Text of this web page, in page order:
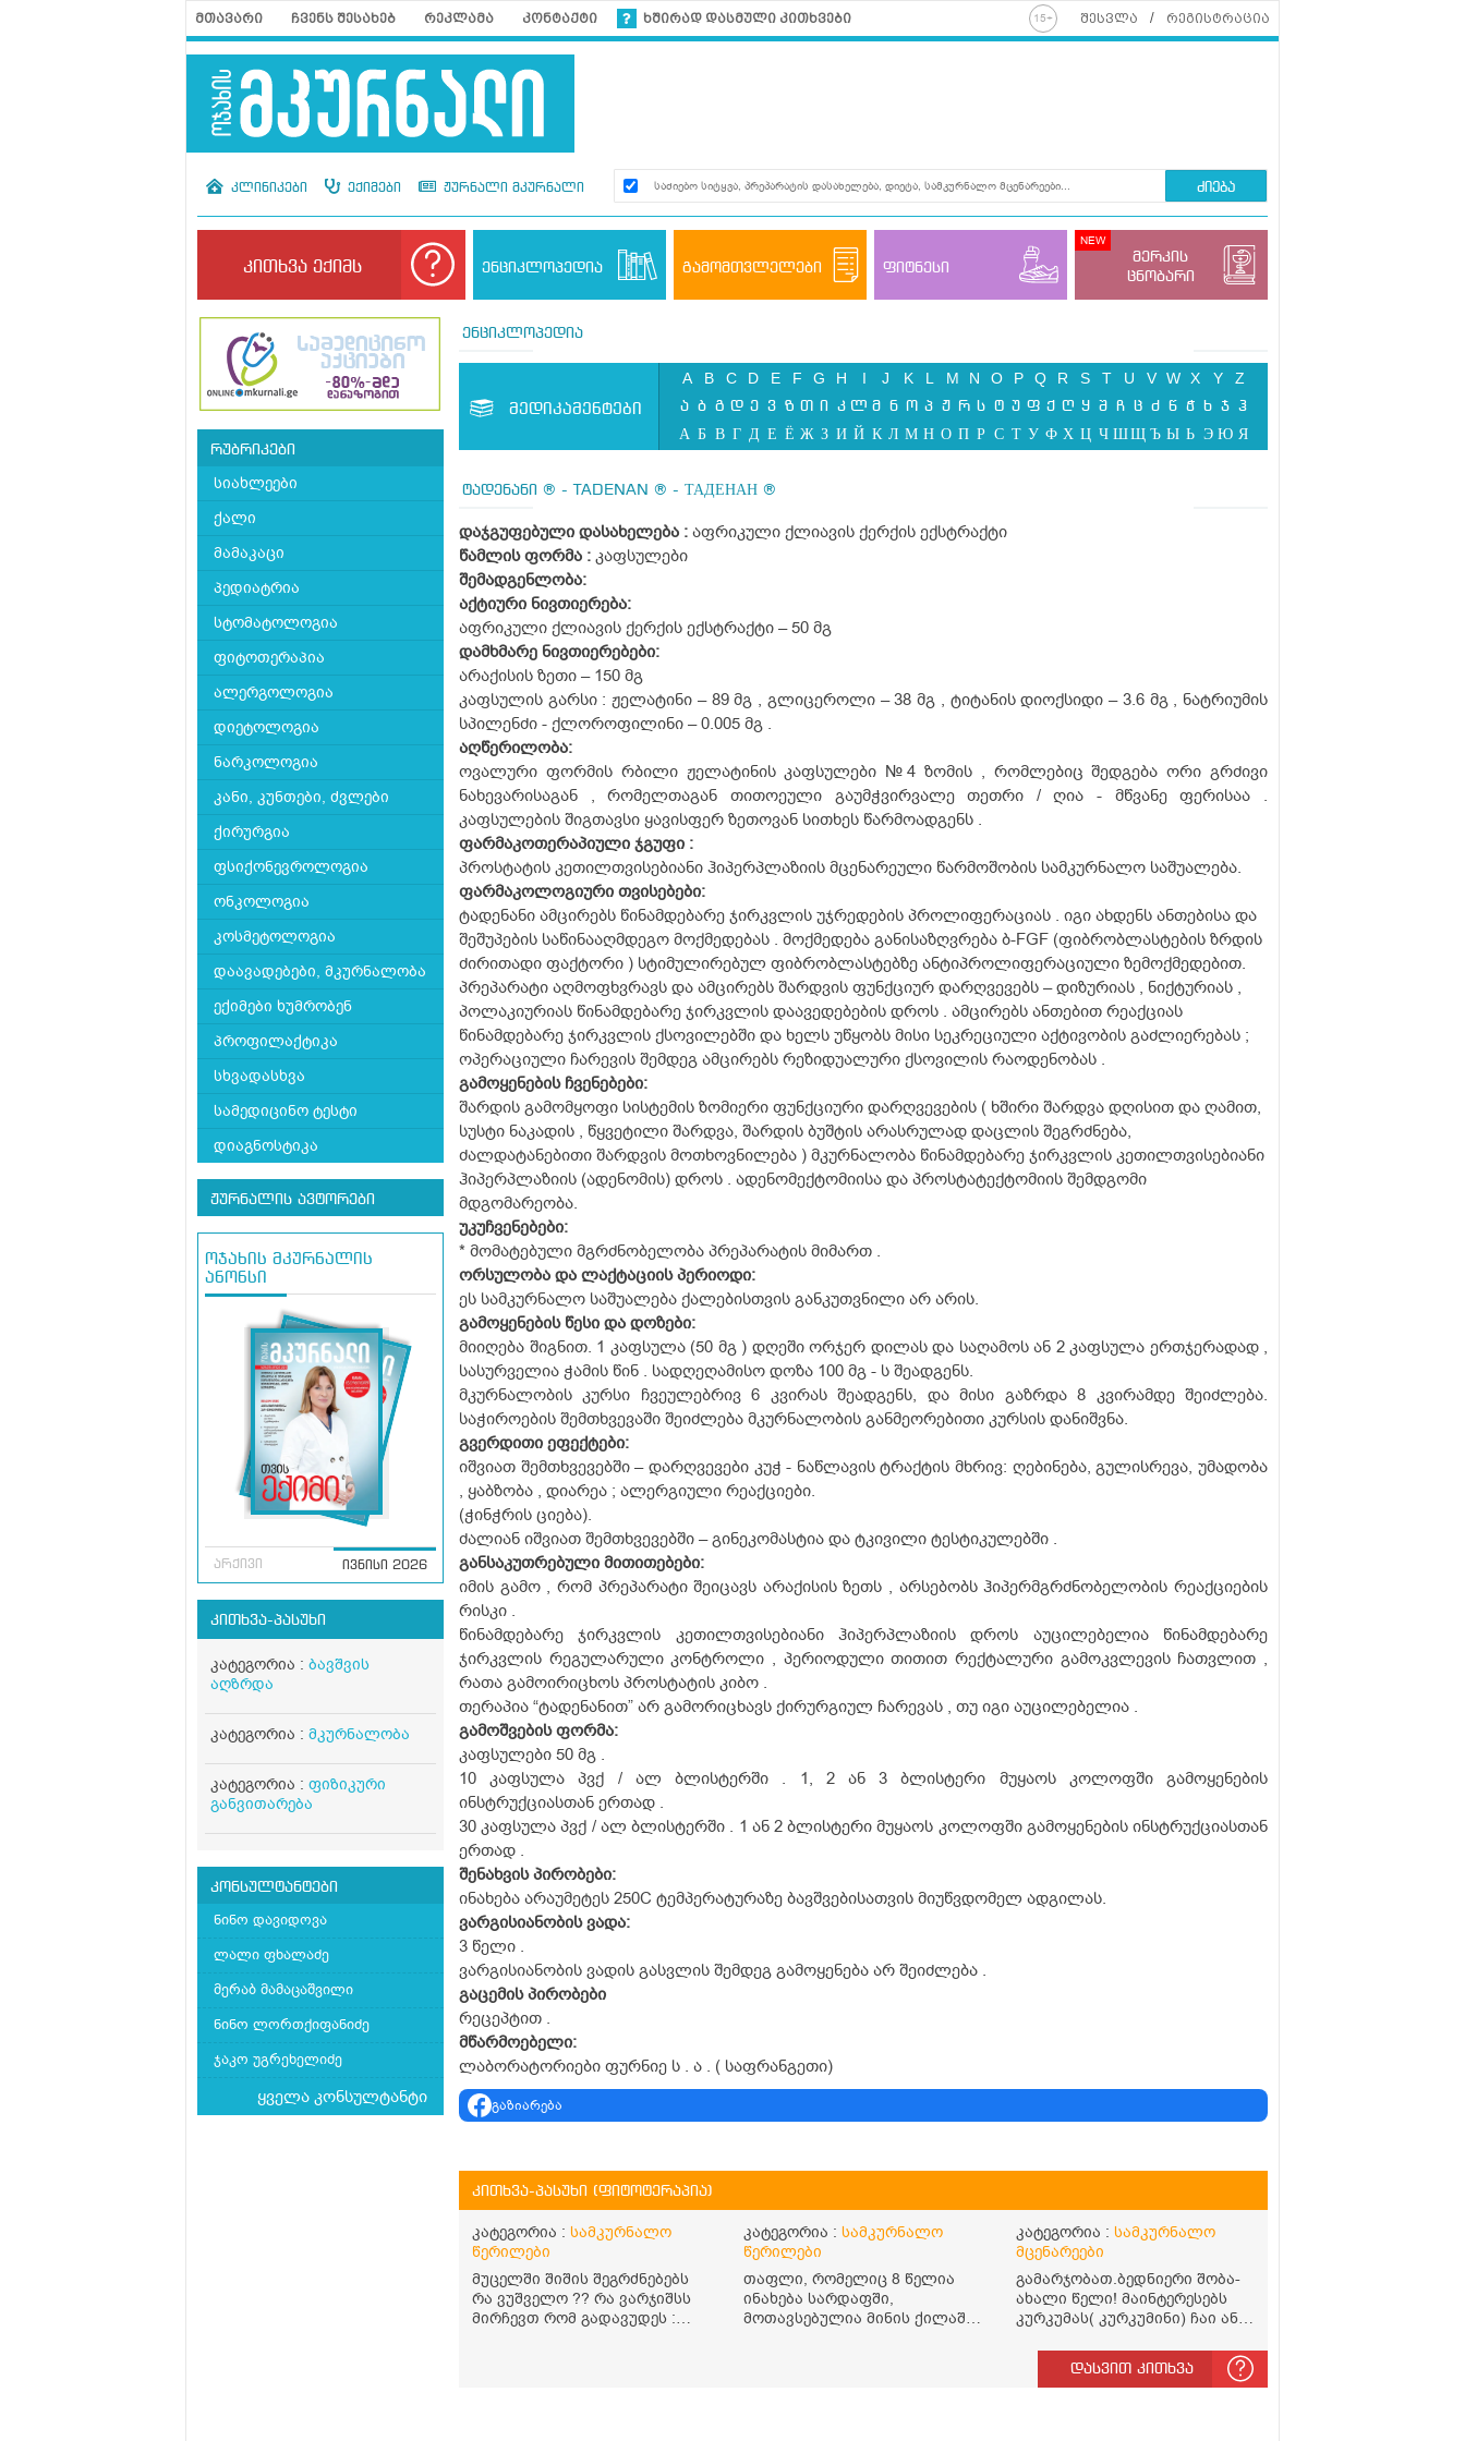
მთავარი ჩვენს შესახებ რეკლამა კონტაქტი ხშირად დასმული კითხვები შესვლა რეგისტრაცია
კლინიკები ექიმები ჟურნალი მკურნალი ძიება
კითხვა ექიმს ენციკლოპედია გამომთვლელები ფიტნესი
მერკის
ცნობარი
რუბრიკები
სიახლეები
ქალი
მამაკაცი
პედიატრია
სტომატოლოგია
ფიტოთერაპია
ალერგოლოგია
დიეტოლოგია
ნარკოლოგია
კანი, კუნთები, ძვლები
ქირურგია
ფსიქონევროლოგია
ონკოლოგია
კოსმეტოლოგია
დაავადებები, მკურნალობა
ექიმები ხუმრობენ
პროფილაქტიკა
სხვადასხვა
სამედიცინო ტესტი
დიაგნოსტიკა
ჟურნალის ავტორები
ოჯახის მკურნალის
ანონსი
არქივი ივნისი 2026
კითხვა-პასუხი
კატეგორია : ბავშვის
აღზრდა
კატეგორია : მკურნალობა
კატეგორია : ფიზიკური
განვითარება
კონსულტანტები
ნინო დავიდოვა
ლალი ფხალაძე
მერაბ მამაცაშვილი
ნინო ლორთქიფანიძე
ჯაკო უგრეხელიძე
ყველა კონსულტანტი
ენციკლოპედია
მედიკამენტები
A B C D E F G H I J K L M N O P Q R S T U V W X Y Z
ა ბ გ დ ე ვ ზ თ ი კ ლ მ ნ ო პ ჟ რ ს ტ უ ფ ქ ღ ყ შ ჩ ც ძ წ ჭ ხ ჯ ჰ
А Б В Г Д Е Ё Ж З И Й К Л М Н О П Р С Т У Ф Х Ц Ч ШЩ Ъ Ы Ь Э Ю Я
ტადენანი ® - TADENAN ® - ТАДЕНАН ®
დაჯგუფებული დასახელება : აფრიკული ქლიავის ქერქის ექსტრაქტი
წამლისფორმა : კაფსულები
შემადგენლობა:
აქტიური ნივთიერება:
აფრიკული ქლიავის ქერქის ექსტრაქტი – 50 მგ
დამხმარე ნივთიერებები:
არაქისის ზეთი – 150 მგ
კაფსულის გარსი : ჟელატინი – 89 მგ , გლიცეროლი – 38 მგ , ტიტანის დიოქსიდი – 3.6 მგ , ნატრიუმის
სპილენძი - ქლოროფილინი – 0.005 მგ .
აღწერილობა:
ოვალური ფორმის რბილი ჟელატინის კაფსულები №4 ზომის , რომლებიც შედგება ორი გრძივი
ნახევარისაგან , რომელთაგან თითოეული გაუმჭვირვალე თეთრი / ღია - მწვანე ფერისაა .
კაფსულების შიგთავსი ყავისფერ ზეთოვან სითხეს წარმოადგენს .
ფარმაკოთერაპიული ჯგუფი :
პროსტატის კეთილთვისებიანი ჰიპერპლაზიის მცენარეული წარმოშობის სამკურნალო საშუალება.
ფარმაკოლოგიური თვისებები:
ტადენანი ამცირებს წინამდებარე ჯირკვლის უჯრედების პროლიფერაციას . იგი ახდენს ანთებისა და
შეშუპების საწინააღმდეგო მოქმედებას . მოქმედება განისაზღვრება ბ-FGF (ფიბრობლასტების ზრდის
ძირითადი ფაქტორი ) სტიმულირებულ ფიბრობლასტებზე ანტიპროლიფერაციული ზემოქმედებით.
პრეპარატი აღმოფხვრავს და ამცირებს შარდვის ფუნქციურ დარღვევებს – დიზურიას , ნიქტურიას ,
პოლაკიურიას წინამდებარე ჯირკვლის დაავედებების დროს . ამცირებს ანთებით რეაქციას
წინამდებარე ჯირკვლის ქსოვილებში და ხელს უწყობს მისი სეკრეციული აქტივობის გაძლიერებას ;
ოპერაციული ჩარევის შემდეგ ამცირებს რეზიდუალური ქსოვილის რაოდენობას .
გამოყენების ჩვენებები:
შარდის გამომყოფი სისტემის ზომიერი ფუნქციური დარღვევების ( ხშირი შარდვა დღისით და ღამით,
სუსტი ნაკადის , წყვეტილი შარდვა, შარდის ბუშტის არასრულად დაცლის შეგრძნება,
ძალდატანებითი შარდვის მოთხოვნილება ) მკურნალობა წინამდებარე ჯირკვლის კეთილთვისებიანი
ჰიპერპლაზიის (ადენომის) დროს . ადენომექტომიისა და პროსტატექტომიის შემდგომი
მდგომარეობა.
უკუჩვენებები:
* მომატებული მგრძნობელობა პრეპარატის მიმართ .
ორსულობა და ლაქტაციისპერიოდი:
ეს სამკურნალო საშუალება ქალებისთვის განკუთვნილი არ არის.
გამოყენების წესი და დოზები:
მიიღება შიგნით. 1 კაფსულა (50 მგ ) დღეში ორჯერ დილას და საღამოს ან 2 კაფსულა ერთჯერადად ,
სასურველია ჭამის წინ . სადღეღამისო დოზა 100 მგ - ს შეადგენს.
მკურნალობის კურსი ჩვეულებრივ 6 კვირას შეადგენს, და მისი გაზრდა 8 კვირამდე შეიძლება.
საჭიროების შემთხვევაში შეიძლება მკურნალობის განმეორებითი კურსის დანიშვნა.
გვერდითი ეფექტები:
იშვიათ შემთხვევებში – დარღვევები კუჭ - ნაწლავის ტრაქტის მხრივ: ღებინება, გულისრევა, უმადობა
, ყაბზობა , დიარეა ; ალერგიული რეაქციები.
(ჭინჭრის ციება).
ძალიან იშვიათ შემთხვევებში – გინეკომასტია და ტკივილი ტესტიკულებში .
განსაკუთრებული მითითებები:
იმის გამო , რომ პრეპარატი შეიცავს არაქისის ზეთს , არსებობს ჰიპერმგრძნობელობის რეაქციების
რისკი .
წინამდებარე ჯირკვლის კეთილთვისებიანი ჰიპერპლაზიის დროს აუცილებელია წინამდებარე
ჯირკვლის რეგულარული კონტროლი , პერიოდული თითით რექტალური გამოკვლევის ჩათვლით ,
რათა გამოირიცხოს პროსტატის კიბო .
თერაპია “ტადენანით” არ გამორიცხავს ქირურგიულ ჩარევას , თუ იგი აუცილებელია .
გამოშვებისფორმა:
კაფსულები 50 მგ .
10 კაფსულა პვქ / ალ ბლისტერში . 1, 2 ან 3 ბლისტერი მუყაოს კოლოფში გამოყენების
ინსტრუქციასთან ერთად .
30 კაფსულა პვქ / ალ ბლისტერში . 1 ან 2 ბლისტერი მუყაოს კოლოფში გამოყენების ინსტრუქციასთან
ერთად .
შენახვისპირობები:
ინახება არაუმეტეს 250C ტემპერატურაზე ბავშვებისათვის მიუწვდომელ ადგილას.
ვარგისიანობისვადა:
3 წელი .
ვარგისიანობის ვადის გასვლის შემდეგ გამოყენება არ შეიძლება .
გაცემისპირობები
რეცეპტით .
მწარმოებელი:
ლაბორატორიები ფურნიე ს . ა . ( საფრანგეთი)
გაზიარება
კითხვა-პასუხი (ფიტოტერაპია)
კატეგორია : სამკურნალო
წერილები
მუცელში შიშის შეგრძნებებს
რა ვუშველო ?? რა ვარჯიშსს
მირჩევთ რომ გადავუდეს :
კატეგორია :სამკურნალო
წერილები
თაფლი, რომელიც 8 წელია
ინახება სარდაფში,
მოთავსებულია მინის ქილაში
კატეგორია : სამკურნალო
მცენარეები
გამარჯობათ.ბედნიერი შობა-
ახალი წელი! მაინტერესებს
კურკუმას( კურკუმინი) ჩაი ან
წესი. მაინტერესებდა და
წავიკითხე ასეთი
დასვით კითხვა